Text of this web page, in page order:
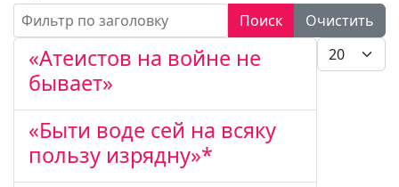
Фильтр по заголовку Поиск
Очистить
Кол-во
«Атеистов на войне не
бывает»
«Быти воде сей на всяку
пользу изрядну»*